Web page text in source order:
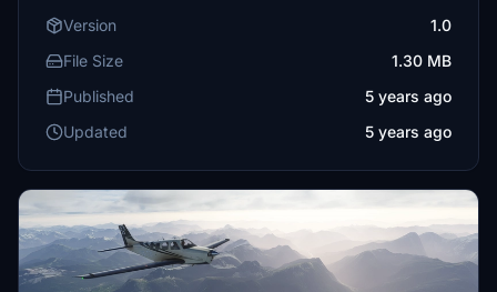
Version
1.0
File Size
1.30 MB
Published
5 years ago
Updated
5 years ago